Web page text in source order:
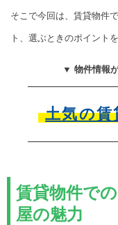
そこで今回は、賃貸物件
ト、選ぶときのポイント
▼ 物件情報
土気の賃
賃貸物件で
屋の魅力